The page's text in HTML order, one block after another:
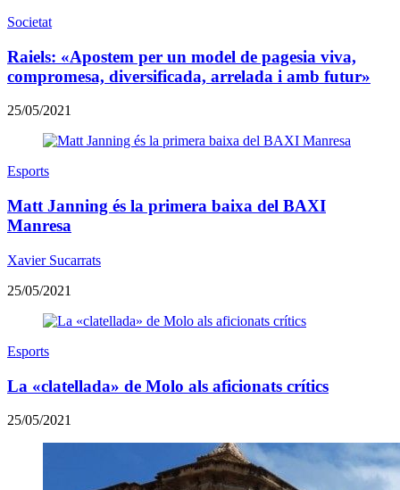
Societat
Raiels: «Apostem per un model de pagesia viva,
compromesa, diversificada, arrelada i amb futur»
25/05/2021
Esports
Matt Janning és la primera baixa del BAXI
Manresa
Xavier Sucarrats
25/05/2021
Esports
La «clatellada» de Molo als aficionats crítics
25/05/2021